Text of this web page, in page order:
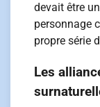
devait être
personnage
propre série
Les